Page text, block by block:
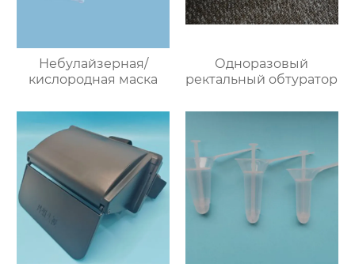
Небулайзерная/
кислородная маска
Одноразовый
ректальный обтуратор